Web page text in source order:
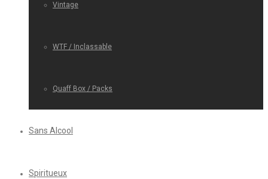
Vintage
WTF / Inclassable
Quaff Box / Packs
Sans Alcool
Spiritueux